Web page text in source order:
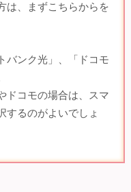
は、まずこちらからを
バンク光」、「ドコモ
ドコモの場合は、スマ
するのがよいでしょ